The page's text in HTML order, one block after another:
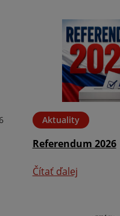
Aktuality
Referendum 2026
Čítať ďalej